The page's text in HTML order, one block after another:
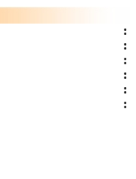
:
:
:
:
:
: